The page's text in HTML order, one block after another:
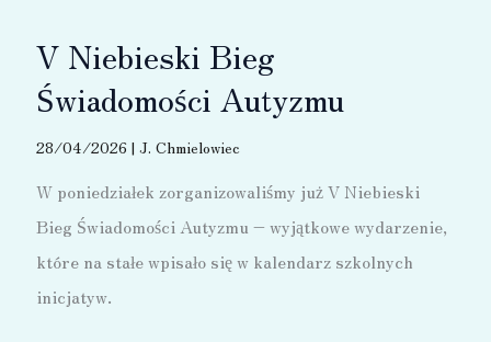
V Niebieski Bieg
Świadomości Autyzmu
28/04/2026 | J. Chmielowiec
W poniedziałek zorganizowaliśmy już V Niebieski
Bieg Świadomości Autyzmu – wyjątkowe wydarzenie,
które na stałe wpisało się w kalendarz szkolnych
inicjatyw.